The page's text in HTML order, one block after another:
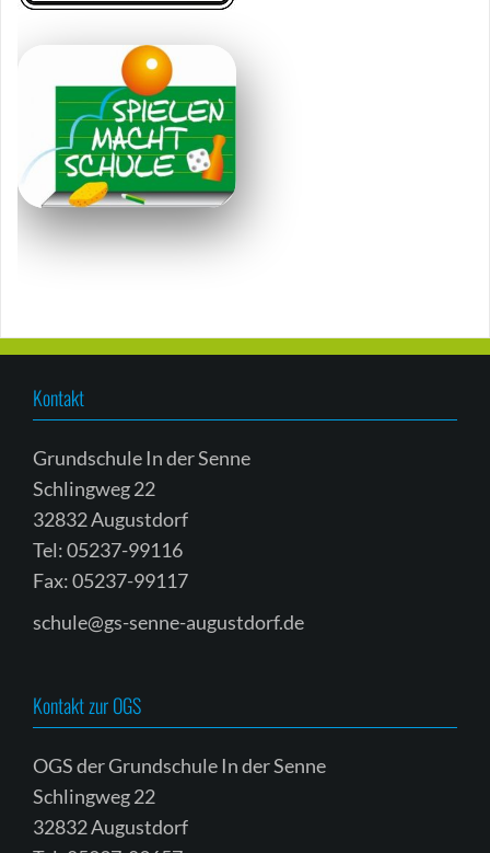
Kontakt
Grundschule In der Senne
Schlingweg 22
32832 Augustdorf
Tel: 05237-99116
Fax: 05237-99117
schule@gs-senne-augustdorf.de
Kontakt zur OGS
OGS der Grundschule In der Senne
Schlingweg 22
32832 Augustdorf